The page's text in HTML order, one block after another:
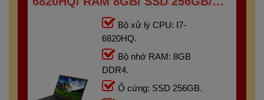
Bộ xử lý CPU: I7-
6820HQ.
Bộ nhớ RAM: 8GB
DDR4.
Ổ cứng: SSD 256GB.